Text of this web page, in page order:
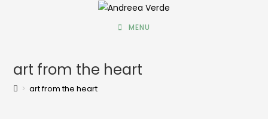
MENU
art from the heart
> art from the heart